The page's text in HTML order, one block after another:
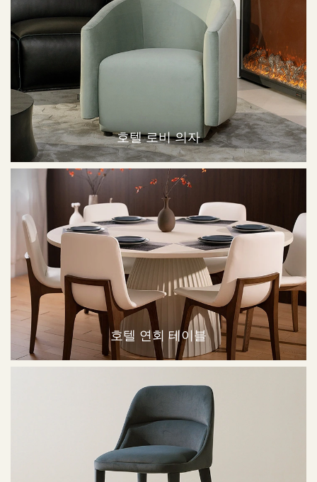
호텔 로비 의자
호텔 연회 테이블